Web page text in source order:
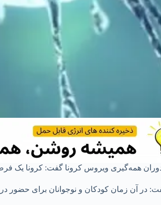
همه‌گیری ویروس کرونا گفت: کرونا یک
در آن زمان کودکان و نوجوانان برای حضور